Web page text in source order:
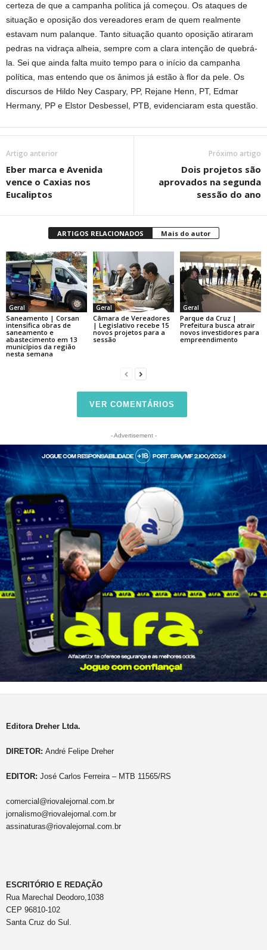
certeza de que a campanha política já começou. Os ataques de
situação e oposição dos vereadores eram de quem realmente
estavam num palanque. Tanto situação quanto oposição atiraram
pedras na vidraça alheia, sempre com a clara intenção de quebrá-
la. Sei que ainda falta muito tempo para o início da campanha
política, mas entendo que os ânimos já estão à flor da pele. Os
discursos de Hildo Ney Caspary, PP, Rejane Henn, PT, Edmar
Hermany, PP e Elstor Desbessel, PTB, evidenciaram esta questão.
Artigo anterior
Eber marca e Avenida
vence o Caxias nos
Eucaliptos
Próximo artigo
Dois projetos são
aprovados na segunda
sessão do ano
ARTIGOS RELACIONADOS Mais do autor
Geral
Saneamento | Corsan
intensifica obras de
saneamento e
abastecimento em 13
municípios da região
nesta semana
Geral
Câmara de Vereadores
| Legislativo recebe 15
novos projetos para a
sessão
Geral
Parque da Cruz |
Prefeitura busca atrair
novos investidores para
empreendimento
VER COMENTÁRIOS
- Advertisement -
Editora Dreher Ltda.
DIRETOR: André Felipe Dreher
EDITOR: José Carlos Ferreira – MTB 11565/RS
comercial@riovalejornal.com.br
jornalismo@riovalejornal.com.br
assinaturas@riovalejornal.com.br
ESCRITÓRIO E REDAÇÃO
Rua Marechal Deodoro,1038
CEP 96810-102
Santa Cruz do Sul.